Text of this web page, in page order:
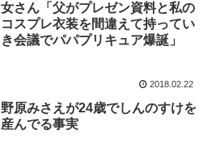
女さん「父がプレゼン資料と私の
コスプレ衣装を間違えて持ってい
き会議でパパプリキュア爆誕」
2018.02.22
野原みさえが24歳でしんのすけを
産んでる事実